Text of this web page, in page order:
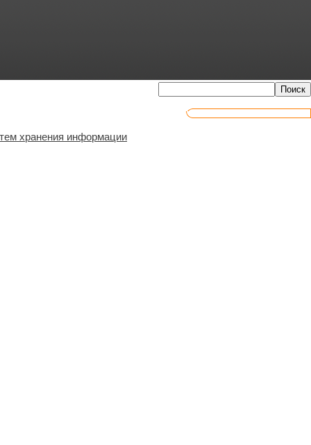
хранения информации